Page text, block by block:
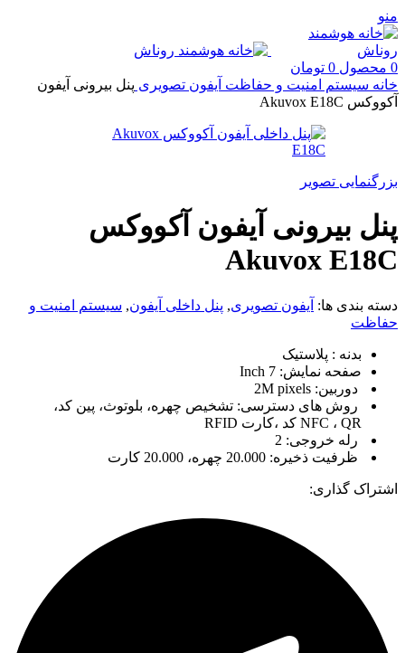
منو
0 محصول 0 تومان
خانه سیستم امنیت و حفاظت آیفون تصویری پنل بیرونی آیفون
آکووکس Akuvox E18C
بزرگنمایی تصویر
پنل بیرونی آیفون آکووکس
Akuvox E18C
دسته بندی ها: آیفون تصویری, پنل داخلی آیفون, سیستم امنیت و
حفاظت
بدنه : پلاستیک
صفحه نمایش: Inch 7
دوربین: 2M pixels
روش های دسترسی: تشخیص چهره، بلوتوث، پین کد،
NFC ، QR کد ،کارت RFID
رله خروجی: 2
ظرفیت ذخیره: 20.000 چهره، 20.000 کارت
اشتراک گذاری: